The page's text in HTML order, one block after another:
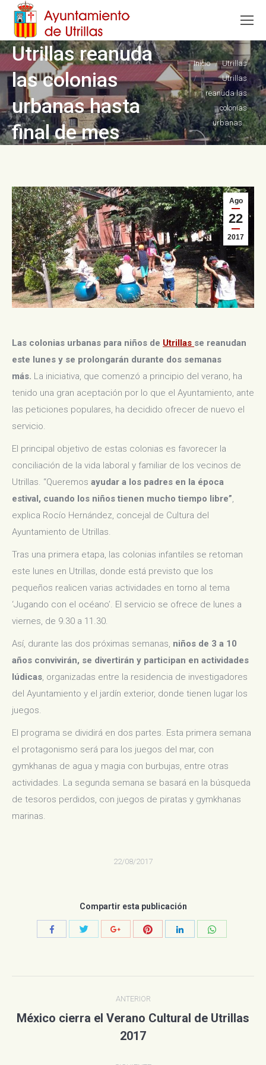
Utrillas reanuda
las colonias
urbanas hasta
final de mes
Estás aquí:
Inicio
Utrillas
Utrillas
reanuda las
colonias
urbanas…
Ago
22
2017
Las colonias urbanas para niños de Utrillas se reanudan
este lunes y se prolongarán durante dos semanas
más. La iniciativa, que comenzó a principio del verano, ha
tenido una gran aceptación por lo que el Ayuntamiento, ante
las peticiones populares, ha decidido ofrecer de nuevo el
servicio.
El principal objetivo de estas colonias es favorecer la
conciliación de la vida laboral y familiar de los vecinos de
Utrillas. “Queremos ayudar a los padres en la época
estival, cuando los niños tienen mucho tiempo libre”,
explica Rocío Hernández, concejal de Cultura del
Ayuntamiento de Utrillas.
Tras una primera etapa, las colonias infantiles se retoman
este lunes en Utrillas, donde está previsto que los
pequeños realicen varias actividades en torno al tema
‘Jugando con el océano’. El servicio se ofrece de lunes a
viernes, de 9.30 a 11.30.
Así, durante las dos próximas semanas, niños de 3 a 10
años convivirán, se divertirán y participan en actividades
lúdicas, organizadas entre la residencia de investigadores
del Ayuntamiento y el jardín exterior, donde tienen lugar los
juegos.
El programa se dividirá en dos partes. Esta primera semana
el protagonismo será para los juegos del mar, con
gymkhanas de agua y magia con burbujas, entre otras
actividades. La segunda semana se basará en la búsqueda
de tesoros perdidos, con juegos de piratas y gymkhanas
marinas.
22/08/2017
Compartir esta publicación
CompartirCompartir CompartirCompartirCompartirCompartir
entre
publicaciones
ANTERIOR
Publicación
anterior:
México cierra el Verano Cultural de Utrillas
2017